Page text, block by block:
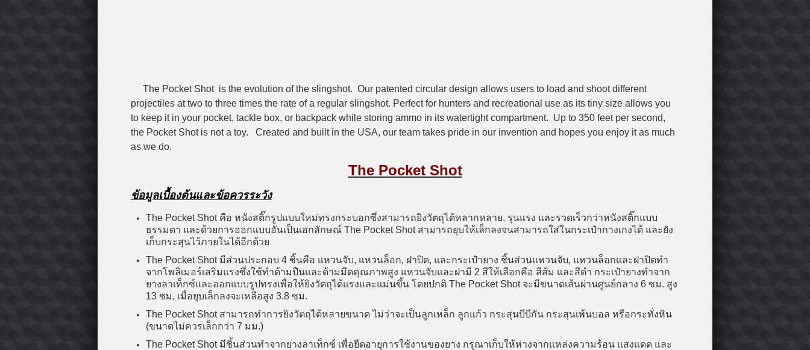
The Pocket Shot is the evolution of the slingshot. Our patented circular design allows users to load and shoot different
projectiles at two to three times the rate of a regular slingshot. Perfect for hunters and recreational use as its tiny size allows you
to keep it in your pocket, tackle box, or backpack while storing ammo in its watertight compartment. Up to 350 feet per second,
the Pocket Shot is not a toy. Created and built in the USA, our team takes pride in our invention and hopes you enjoy it as much
as we do.
The Pocket Shot
ข้อมูลเบื้องต้นและข้อควรระวัง
The Pocket Shot คือ หนังสติ๊กรูปแบบใหม่ทรงกระบอกซึ่งสามารถยิงวัตถุได้หลากหลาย, รุนแรง และรวดเร็วกว่าหนังสติ๊กแบบ
ธรรมดา และด้วยการออกแบบอันเป็นเอกลักษณ์ The Pocket Shot สามารถยุบให้เล็กลงจนสามารถใส่ในกระเป๋ากางเกงได้ และยัง
เก็บกระสุนไว้ภายในได้อีกด้วย
The Pocket Shot มีส่วนประกอบ 4 ชิ้นคือ แหวนจับ, แหวนล็อก, ฝาปิด, และกระเป๋ายาง ชิ้นส่วนแหวนจับ, แหวนล็อกและฝาปิดทำ
จากโพลิเมอร์เสริมแรงซึ่งใช้ทำด้ามปืนและด้ามมีดคุณภาพสูง แหวนจับและฝามี 2 สีให้เลือกคือ สีส้ม และสีดำ กระเป๋ายางทำจาก
ยางลาเท็กซ์และออกแบบรูปทรงเพื่อให้ยิงวัตถุได้แรงและแม่นขึ้น โดยปกติ The Pocket Shot จะมีขนาดเส้นผ่านศูนย์กลาง 6 ซม. สูง
13 ซม, เมื่อยุบเล็กลงจะเหลือสูง 3.8 ซม.
The Pocket Shot สามารถทำการยิงวัตถุได้หลายขนาด ไม่ว่าจะเป็นลูกเหล็ก ลูกแก้ว กระสุนบีบีกัน กระสุนเพ้นบอล หรือกระทั่งหิน
(ขนาดไม่ควรเล็กกว่า 7 มม.)
The Pocket Shot มีชิ้นส่วนทำจากยางลาเท็กซ์ เพื่อยืดอายุการใช้งานของยาง กรุณาเก็บให้ห่างจากแหล่งความร้อน แสงแดด และ